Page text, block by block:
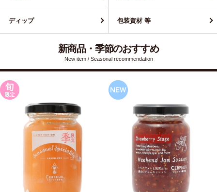
ディップ 包装資材 等
新商品・季節のおすすめ
New item / Seasonal recommendation